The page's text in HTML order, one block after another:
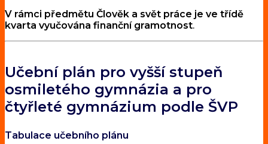
V rámci předmětu Člověk a svět práce je ve třídě
kvarta vyučována finanční gramotnost.
Učební plán pro vyšší stupeň
osmiletého gymnázia a pro
čtyřleté gymnázium podle ŠVP
Tabulace učebního plánu